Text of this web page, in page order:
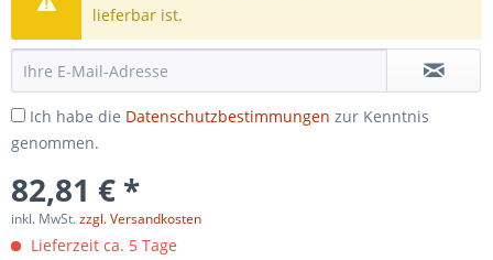
lieferbar ist.
Ich habe die Datenschutzbestimmungen zur Kenntnis
genommen.
82,81 € *
inkl. MwSt.zzgl. Versandkosten
Lieferzeit ca. 5 Tage